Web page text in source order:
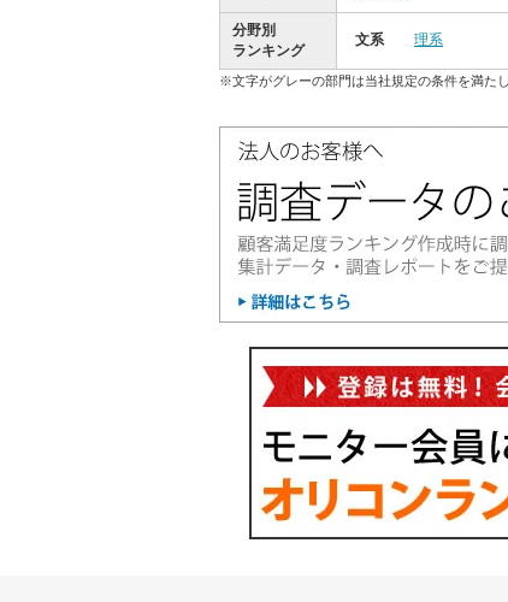
分野別
ランキング
文系 理系
※文字がグレーの部門は当社規定の条件を満た